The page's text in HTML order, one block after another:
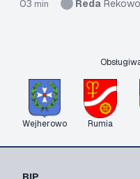
03 min Reda
Wejherowo Rumia